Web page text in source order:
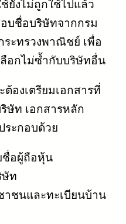
ยังไม่ถูกใช้ไปแล้ว
บชื่อบริษัทจากกรม
ะทรวงพาณิชย์ เพื่อ
อกไม่ซ้ำกับบริษัทอื่น
องเตรียมเอกสารที่
ษัท เอกสารหลัก
ระกอบด้วย
ชื่อผู้ถือหุ้น
ษัท
าชนและทะเบียนบ้าน